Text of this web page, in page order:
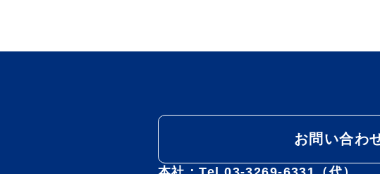
お問い合わ